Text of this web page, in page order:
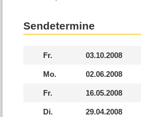
Sendetermine
Fr. 03.10.2008
Mo. 02.06.2008
Fr. 16.05.2008
Di. 29.04.2008